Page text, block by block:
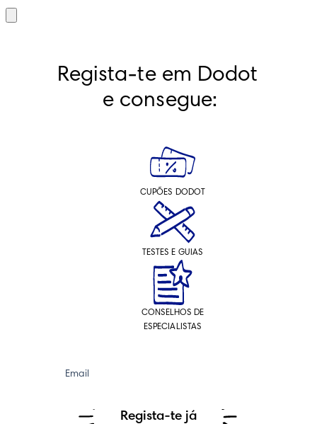
Regista-te em Dodot
e consegue:
CUPÕES DODOT
TESTES E GUIAS
CONSELHOS DE
ESPECIALISTAS
Email
Regista-te já